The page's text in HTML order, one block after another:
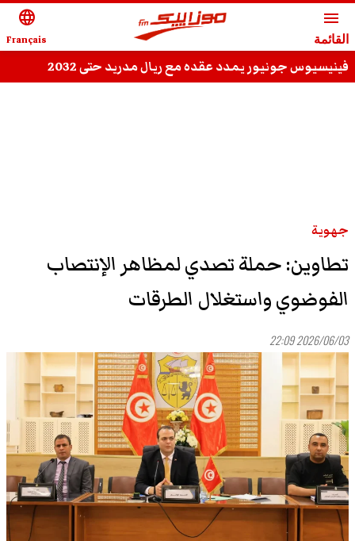
menu
القائمة
language
Français
فينيسيوس جونيور يمدد عقده مع ريال مدريد حتى 2032
جهوية
تطاوين: حملة تصدي لمظاهر الإنتصاب
الفوضوي واستغلال الطرقات
2026/06/03 22:09